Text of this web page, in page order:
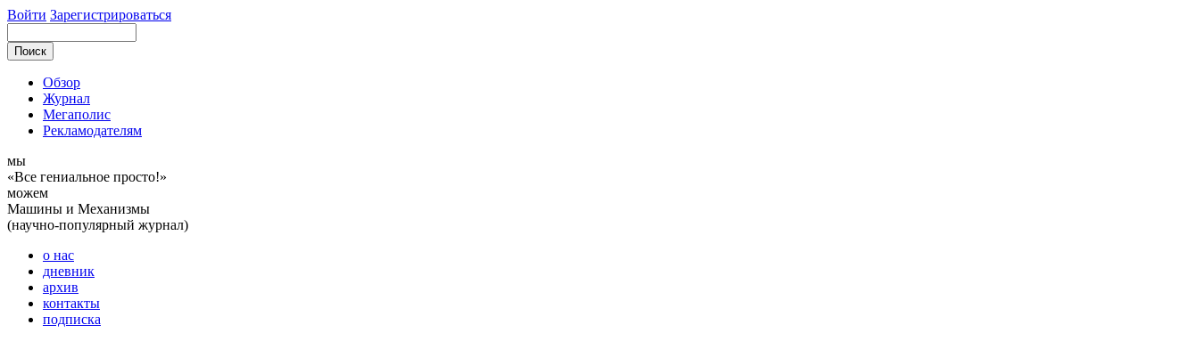
Войти Зарегистрироваться
Обзор
Журнал
Мегаполис
Рекламодателям
мы
«Все гениальное просто!»
можем
Машины и Механизмы
(научно-популярный журнал)
о нас
дневник
архив
контакты
подписка